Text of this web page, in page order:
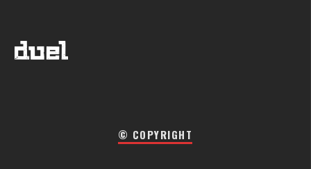
© COPYRIGHT